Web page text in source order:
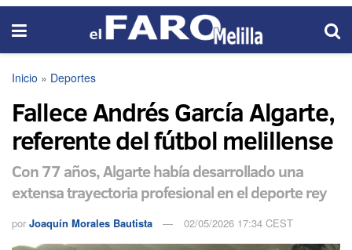
Inicio » Deportes
Fallece Andrés García Algarte,
referente del fútbol melillense
Con 77 años, Algarte había desarrollado una
extensa trayectoria profesional en el deporte rey
por Joaquín Morales Bautista 02/05/2026 17:34 CEST